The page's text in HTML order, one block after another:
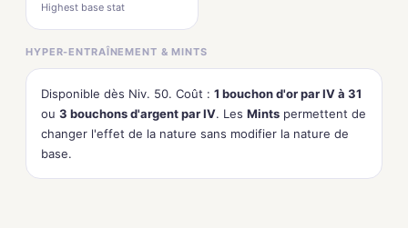
Highest base stat
HYPER-ENTRAÎNEMENT & MINTS
Disponible dès Niv. 50. Coût : 1 bouchon d'or par IV à 31
ou 3 bouchons d'argent par IV. Les Mints permettent de
changer l'effet de la nature sans modifier la nature de
base.